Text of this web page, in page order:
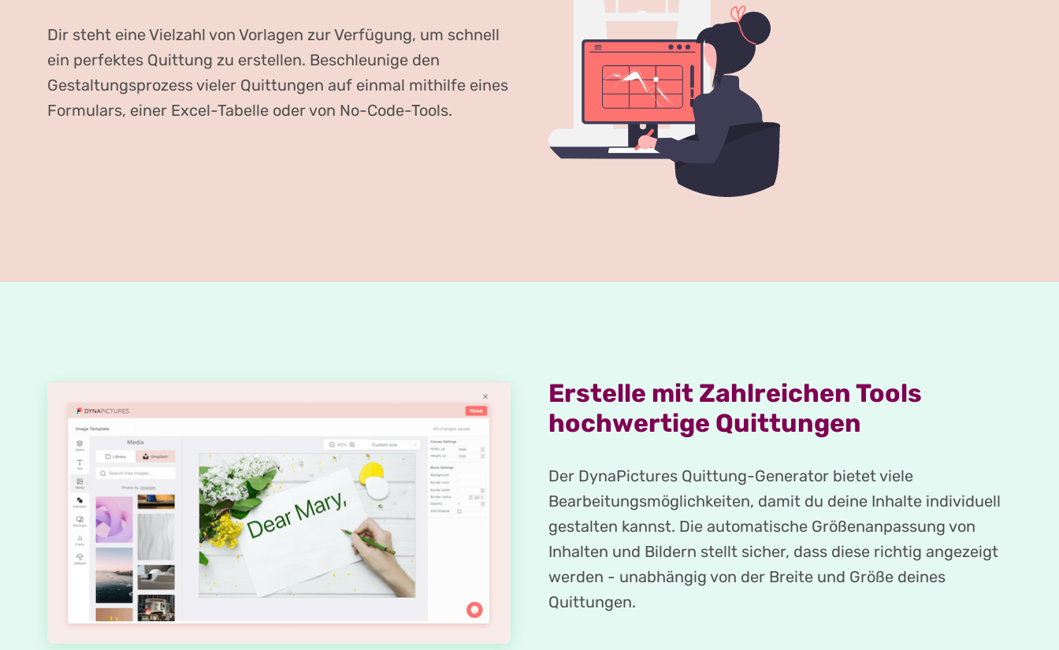
Dir steht eine Vielzahl von Vorlagen zur Verfügung, um schnell
ein perfektes Quittung zu erstellen. Beschleunige den
Gestaltungsprozess vieler Quittungen auf einmal mithilfe eines
Formulars, einer Excel-Tabelle oder von No-Code-Tools.
Erstelle mit Zahlreichen Tools
hochwertige Quittungen
Der DynaPictures Quittung-Generator bietet viele
Bearbeitungsmöglichkeiten, damit du deine Inhalte individuell
gestalten kannst. Die automatische Größenanpassung von
Inhalten und Bildern stellt sicher, dass diese richtig angezeigt
werden - unabhängig von der Breite und Größe deines
Quittungen.